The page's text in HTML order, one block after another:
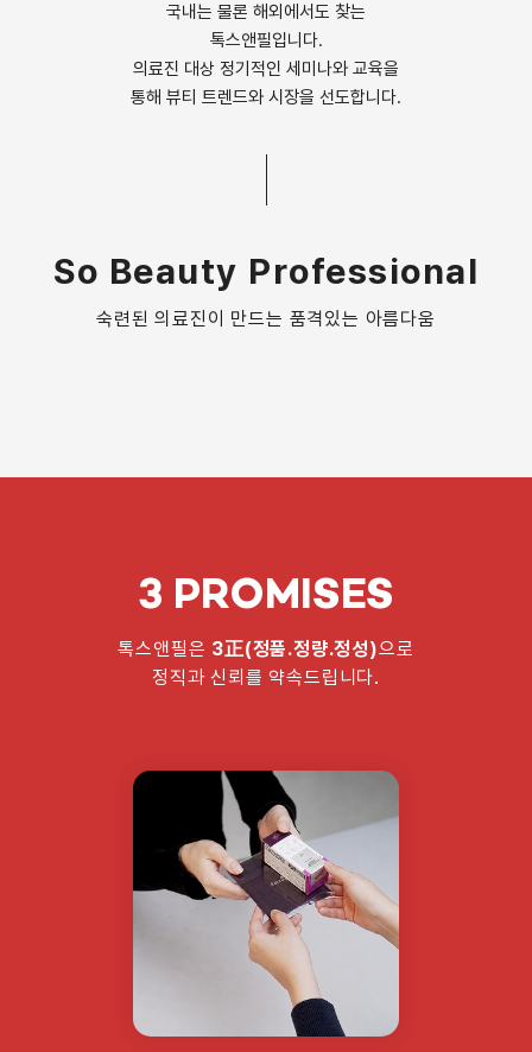
국내는 물론 해외에서도 찾는
톡스앤필입니다.
의료진 대상 정기적인 세미나와 교육을
통해 뷰티 트렌드와 시장을 선도합니다.
So Beauty Professional
숙련된 의료진이 만드는 품격있는 아름다움
3 PROMISES
톡스앤필은 3正(정품.정량.정성)으로
정직과 신뢰를 약속드립니다.